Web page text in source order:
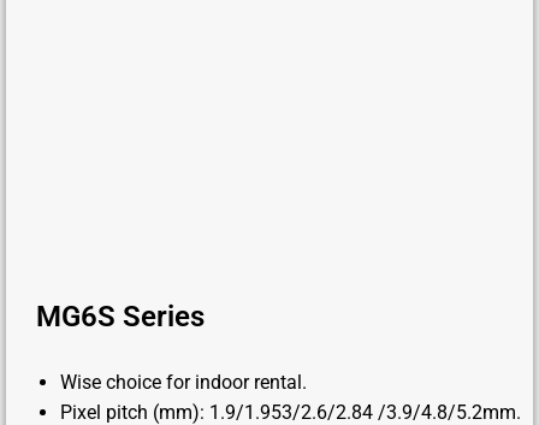
MG6S Series
Wise choice for indoor rental.
Pixel pitch (mm): 1.9/1.953/2.6/2.84 /3.9/4.8/5.2mm.